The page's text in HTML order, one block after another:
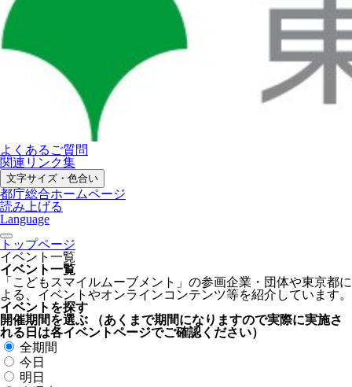
よくあるご質問
関連リンク集
文字サイズ・色合い
都庁総合ホームページ
読み上げる
Language
トップページ
イベント一覧
イベント一覧
「こどもスマイルムーブメント」の参画企業・団体や東京都に
よる、イベントやオンラインコンテンツ等を紹介しています。
イベントを探す
開催期間を選ぶ
（あくまで期間になりますので実際に実施さ
れる日は各イベントページでご確認ください）
全期間
今日
明日